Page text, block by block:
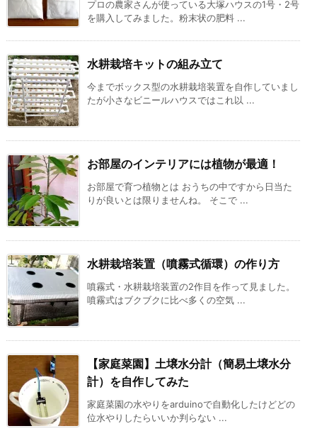
プロの農家さんが使っている大塚ハウスの1号・2号
を購入してみました。粉末状の肥料 ...
水耕栽培キットの組み立て
今までボックス型の水耕栽培装置を自作していまし
たが小さなビニールハウスではこれ以 ...
お部屋のインテリアには植物が最適！
お部屋で育つ植物とは おうちの中ですから日当た
りが良いとは限りませんね。 そこで ...
水耕栽培装置（噴霧式循環）の作り方
噴霧式・水耕栽培装置の2作目を作って見ました。
噴霧式はブクブクに比べ多くの空気 ...
【家庭菜園】土壌水分計（簡易土壌水分
計）を自作してみた
家庭菜園の水やりをarduinoで自動化したけどどの
位水やりしたらいいか判らない ...